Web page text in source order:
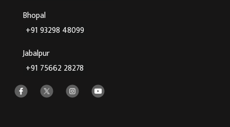
Bhopal
+91 93298 48099
Jabalpur
+91 75662 28278